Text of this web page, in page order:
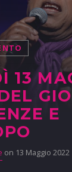
13
E
on 13 Maggio 2022